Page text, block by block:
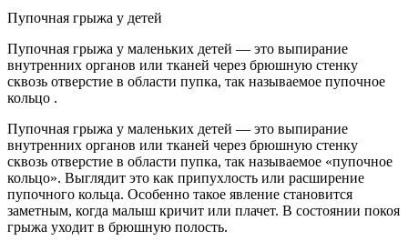
Пупочная грыжа у детей
Пупочная грыжа у маленьких детей — это выпирание
внутренних органов или тканей через брюшную стенку
сквозь отверстие в области пупка, так называемое пупочное
кольцо .
Пупочная грыжа у маленьких детей — это выпирание
внутренних органов или тканей через брюшную стенку
сквозь отверстие в области пупка, так называемое «пупочное
кольцо». Выглядит это как припухлость или расширение
пупочного кольца. Особенно такое явление становится
заметным, когда малыш кричит или плачет. В состоянии покоя
грыжа уходит в брюшную полость.